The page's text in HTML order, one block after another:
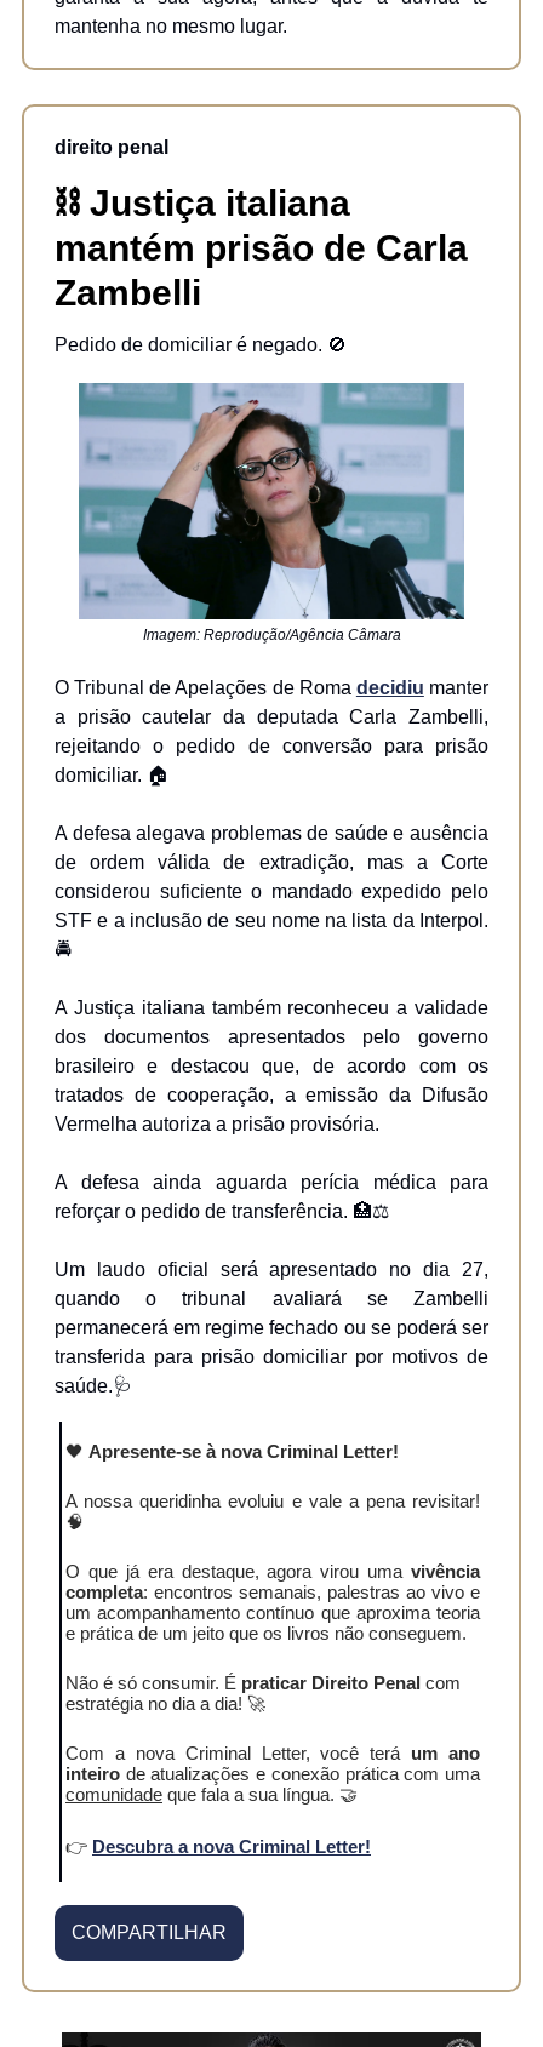
mantenha no mesmo lugar.
direito penal
⛓️ Justiça italiana
mantém prisão de Carla
Zambelli
Pedido de domiciliar é negado. 🚫
Imagem: Reprodução/Agência Câmara
O Tribunal de Apelações de Roma decidiu manter
a prisão cautelar da deputada Carla Zambelli,
rejeitando o pedido de conversão para prisão
domiciliar. 🏠
A defesa alegava problemas de saúde e ausência
de ordem válida de extradição, mas a Corte
considerou suficiente o mandado expedido pelo
STF e a inclusão de seu nome na lista da Interpol.
🚔
A Justiça italiana também reconheceu a validade
dos documentos apresentados pelo governo
brasileiro e destacou que, de acordo com os
tratados de cooperação, a emissão da Difusão
Vermelha autoriza a prisão provisória.
A defesa ainda aguarda perícia médica para
reforçar o pedido de transferência. 🏥⚖️
Um laudo oficial será apresentado no dia 27,
quando o tribunal avaliará se Zambelli
permanecerá em regime fechado ou se poderá ser
transferida para prisão domiciliar por motivos de
saúde.🩺
🖤 Apresente-se à nova Criminal Letter!
A nossa queridinha evoluiu e vale a pena revisitar!
🧠
O que já era destaque, agora virou uma vivência
completa: encontros semanais, palestras ao vivo e
um acompanhamento contínuo que aproxima teoria
e prática de um jeito que os livros não conseguem.
Não é só consumir. É praticar Direito Penal com
estratégia no dia a dia! 🚀
Com a nova Criminal Letter, você terá um ano
inteiro de atualizações e conexão prática com uma
comunidade que fala a sua língua. 🤝
👉 Descubra a nova Criminal Letter!
COMPARTILHAR